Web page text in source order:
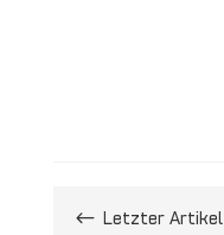
# Letzter Artikel